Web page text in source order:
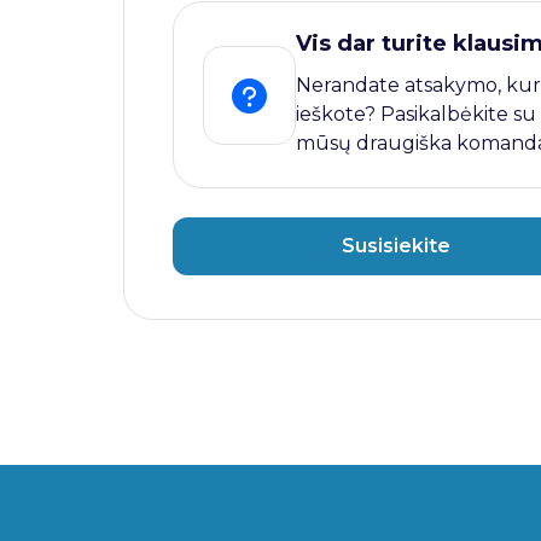
Vis dar turite
Nerandate atsakymo,
ieškote? Pasikalbėkite su
mūsų draugiška
Susisiekite